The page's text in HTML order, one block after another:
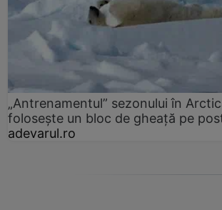
„Antrenamentul” sezonului în
folosește un bloc de gheață pe
adevarul.ro